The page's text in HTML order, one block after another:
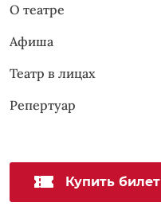
О театре
Афиша
Театр в лицах
Репертуар
Купить билет